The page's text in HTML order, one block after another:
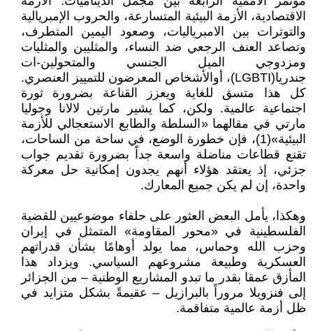
الاقتصادية، الأزمة البيئية المتسارعة، والحروب الإمبريالية
والتوترات بين الامبرياليات، وصعود اليمين المتطرف،
وتصاعد العنف الرجعي ضد النساء، والمثليين والمثليات
ومزدوجي الميل الجنسي والمتحولين-ات
جندريا(LGBTI)، أوالأشخاص المعرضون للتمييز العنصري.
كل هذا متسق للغاية ويعزز القناعة بضرورة ثورة
اجتماعية عالمية. ولكن، كما يشير مارتين لالانا وجوليا
مارتي في مقالهما «السلطة والطابع الاستعجالي للأزمة
البيئية»(1)، فإن خطورة الوضع، في ساحة من الساحات،
تقنع قطاعات مناضلة واسعة جداً بضرورة تقديم جواب
جزئي، إذ يعتقد هؤلاء أنهم يجدون إمكانية حل معركة
واحدة، إن لم يكن جميع المعارك.
وهكذا، يأمل البعض العثور على حلفاء موضوعيين للقضية
الفلسطينية في «محور المقاومة» المتمثل في إيران
وحزب الله وحماس، مما يولد أوهامًا بشأن قدراتهم
العسكرية وطبيعة مشروعهم السياسي. ويزداد هذا
المأزق عمقا بقدر ما تبدو المشاريع الوطنية – من الجزائر
إلى فنزويلا مروراً بالبرازيل – عقيمةً بشكل متزايد في
ظل أزمة عالمية متفاقمة.